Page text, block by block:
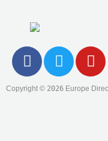
F
A
C
T
W
I
Y
O
U
Copyright © 2026 Europe